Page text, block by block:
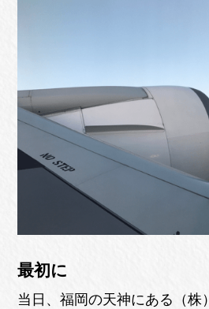
最初に
当日、福岡の天神にある（株